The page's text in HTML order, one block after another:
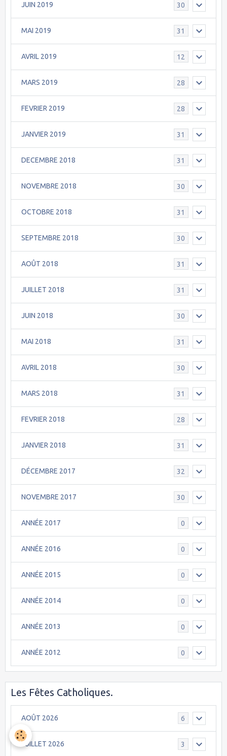
JUIN 2019 30
MAI 2019 31
AVRIL 2019 12
MARS 2019 28
FEVRIER 2019 28
JANVIER 2019 31
DECEMBRE 2018 31
NOVEMBRE 2018 30
OCTOBRE 2018 31
SEPTEMBRE 2018 30
AOÛT 2018 31
JUILLET 2018 31
JUIN 2018 30
MAI 2018 31
AVRIL 2018 30
MARS 2018 31
FEVRIER 2018 28
JANVIER 2018 31
DÉCEMBRE 2017 32
NOVEMBRE 2017 30
ANNÉE 2017 0
ANNÉE 2016 0
ANNÉE 2015 0
ANNÉE 2014 0
ANNÉE 2013 0
ANNÉE 2012 0
Les Fêtes Catholiques.
AOÛT 2026 6
JUILLET 2026 3